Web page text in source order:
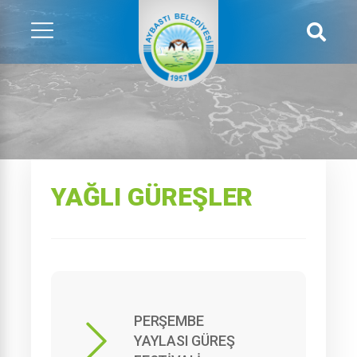
YAĞLI GÜREŞLER
PERŞEMBE
YAYLASI GÜREŞ